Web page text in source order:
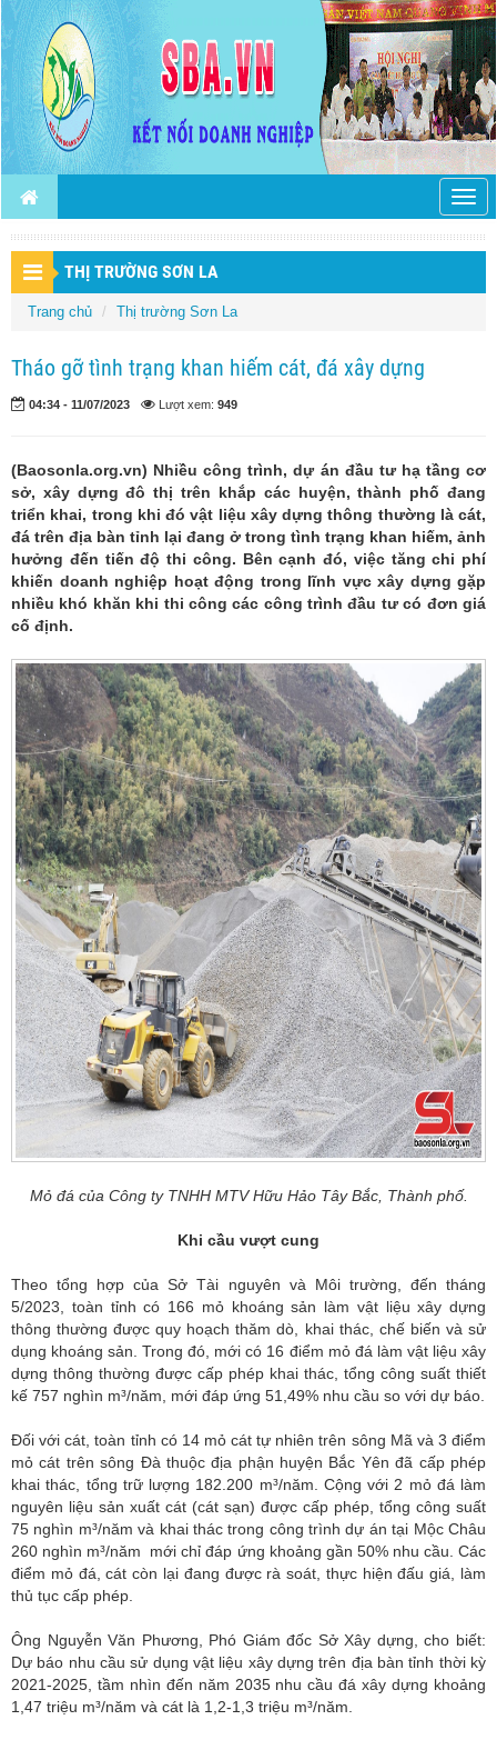
THỊ TRƯỜNG SƠN LA
Trang chủ Thị trường Sơn La
Tháo gỡ tình trạng khan hiếm cát, đá xây dựng
04:34 - 11/07/2023 Lượt xem: 949
(Baosonla.org.vn) Nhiều công trình, dự án đầu tư hạ tầng cơ
sở, xây dựng đô thị trên khắp các huyện, thành phố đang
triển khai, trong khi đó vật liệu xây dựng thông thường là cát,
đá trên địa bàn tỉnh lại đang ở trong tình trạng khan hiếm, ảnh
hưởng đến tiến độ thi công. Bên cạnh đó, việc tăng chi phí
khiến doanh nghiệp hoạt động trong lĩnh vực xây dựng gặp
nhiều khó khăn khi thi công các công trình đầu tư có đơn giá
cố định.
Mỏ đá của Công ty TNHH MTV Hữu Hảo Tây Bắc, Thành phố.
Khi cầu vượt cung
Theo tổng hợp của Sở Tài nguyên và Môi trường, đến tháng
5/2023, toàn tỉnh có 166 mỏ khoáng sản làm vật liệu xây dựng
thông thường được quy hoạch thăm dò, khai thác, chế biến và sử
dụng khoáng sản. Trong đó, mới có 16 điểm mỏ đá làm vật liệu xây
dựng thông thường được cấp phép khai thác, tổng công suất thiết
kế 757 nghìn m³/năm, mới đáp ứng 51,49% nhu cầu so với dự báo.
Đối với cát, toàn tỉnh có 14 mỏ cát tự nhiên trên sông Mã và 3 điểm
mỏ cát trên sông Đà thuộc địa phận huyện Bắc Yên đã cấp phép
khai thác, tổng trữ lượng 182.200 m³/năm. Cộng với 2 mỏ đá làm
nguyên liệu sản xuất cát (cát sạn) được cấp phép, tổng công suất
75 nghìn m³/năm và khai thác trong công trình dự án tại Mộc Châu
260 nghìn m³/năm mới chỉ đáp ứng khoảng gần 50% nhu cầu. Các
điểm mỏ đá, cát còn lại đang được rà soát, thực hiện đấu giá, làm
thủ tục cấp phép.
Ông Nguyễn Văn Phương, Phó Giám đốc Sở Xây dựng, cho biết:
Dự báo nhu cầu sử dụng vật liệu xây dựng trên địa bàn tỉnh thời kỳ
2021-2025, tầm nhìn đến năm 2035 nhu cầu đá xây dựng khoảng
1,47 triệu m³/năm và cát là 1,2-1,3 triệu m³/năm.